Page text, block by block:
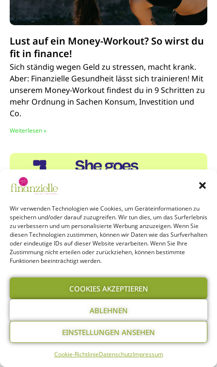
Wir verwenden Technologien wie Cookies, um Geräteinformationen zu
speichern und/oder darauf zuzugreifen. Wir tun dies, um das Surferlebnis
zu verbessern und um personalisierte Werbung anzuzeigen. Wenn Sie
diesen Technologien zustimmen, können wir Daten wie das Surfverhalten
oder eindeutige IDs auf dieser Website verarbeiten. Wenn Sie Ihre
Zustimmung nicht erteilen oder zurückziehen, können bestimmte
Funktionen beeinträchtigt werden.
COOKIES AKZEPTIEREN
ABLEHNEN
EINSTELLUNGEN ANSEHEN
Cookie-RichtlinieDatenschutzImpressum
Lust auf ein Money-Workout? So wirst du
fit in finance!
Sich ständig wegen Geld zu stressen, macht krank.
Aber: Finanzielle Gesundheit lässt sich trainieren! Mit
unserem Money-Workout findest du in 9 Schritten zu
mehr Ordnung in Sachen Konsum, Investition und
Co.
Weiterlesen »
Der Krypto-Trader, der nie schläft:
Übernehmen KI-Agenten bald unser
KI-Agenten handeln Kryptowährungen rund um die
Uhr. Wie sie Portfolios steuern, welche Chancen sie
bieten und wo die größten Risiken liegen, analysiert
unsere Kolumnistin Svenja Zitzer.